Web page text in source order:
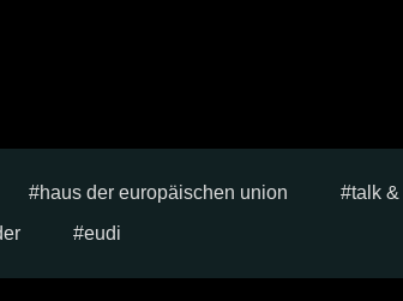
haus der europäischen union talk
eudi